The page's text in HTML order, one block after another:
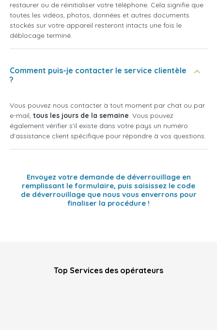
restaurer ou de réinitialiser votre téléphone. Cela signifie que
toutes les vidéos, photos, données et autres documents
stockés sur votre appareil resteront intacts une fois le
déblocage terminé.
Comment puis-je contacter le service clientèle
?
Vous pouvez nous contacter à tout moment par chat ou par
e-mail, tous les jours de la semaine. Vous pouvez
également vérifier s'il existe dans votre pays un numéro
d'assistance client spécifique pour répondre à vos questions.
Envoyez votre demande de déverrouillage en
remplissant le formulaire, puis saisissez le code
de déverrouillage que nous vous enverrons pour
finaliser la procédure !
Top Services des opérateurs